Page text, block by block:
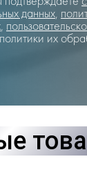
данных,
,
их